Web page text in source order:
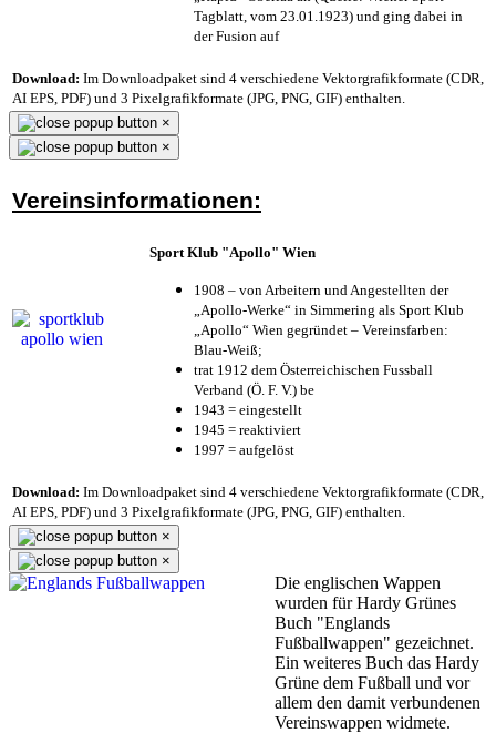
Tagblatt, vom 23.01.1923) und ging dabei in
der Fusion auf
Download: Im Downloadpaket sind 4 verschiedene Vektorgrafikformate (CDR,
AI EPS, PDF) und 3 Pixelgrafikformate (JPG, PNG, GIF) enthalten.
×
×
Vereinsinformationen:
Sport Klub "Apollo" Wien
1908 – von Arbeitern und Angestellten der
„Apollo-Werke“ in Simmering als Sport Klub
„Apollo“ Wien gegründet – Vereinsfarben:
Blau-Weiß;
trat 1912 dem Österreichischen Fussball
Verband (Ö. F. V.) be
1943 = eingestellt
1945 = reaktiviert
1997 = aufgelöst
Download: Im Downloadpaket sind 4 verschiedene Vektorgrafikformate (CDR,
AI EPS, PDF) und 3 Pixelgrafikformate (JPG, PNG, GIF) enthalten.
×
×
Die englischen Wappen
wurden für Hardy Grünes
Buch "Englands
Fußballwappen" gezeichnet.
Ein weiteres Buch das Hardy
Grüne dem Fußball und vor
allem den damit verbundenen
Vereinswappen widmete.